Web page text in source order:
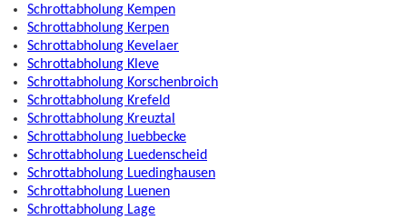
Schrottabholung Kempen
Schrottabholung Kerpen
Schrottabholung Kevelaer
Schrottabholung Kleve
Schrottabholung Korschenbroich
Schrottabholung Krefeld
Schrottabholung Kreuztal
Schrottabholung luebbecke
Schrottabholung Luedenscheid
Schrottabholung Luedinghausen
Schrottabholung Luenen
Schrottabholung Lage